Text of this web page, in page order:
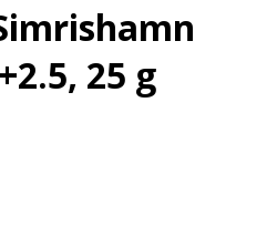
25 g